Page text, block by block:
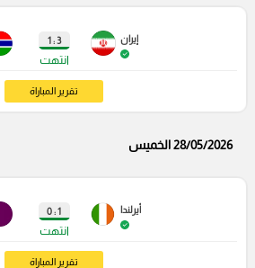
إيران 3 : 1
انتهت
تقرير المباراة
28/05/2026 الخميس
أيرلندا 1 : 0
انتهت
تقرير المباراة